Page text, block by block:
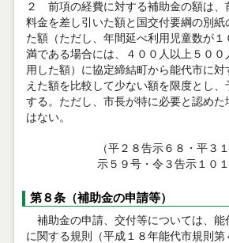
２ 前項の経費に対する補助金の額は、
料金を差し引いた額と国交付要綱の別紙
た額（ただし、年間延べ利用児童数が
満である場合には、４００人以上５００
用した額）に協定締結町から能代市に対
えた額を比較して少ない額を限度とし
する。ただし、市長が特に必要と認めた
はない。
（平２８告示６８・平３
示５９号・令３告示１０１
第８条（補助金の申請等）
補助金の申請、交付等については、能
に関する規則（平成１８年能代市規則第